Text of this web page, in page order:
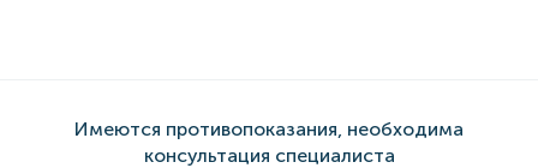
Имеются противопоказания, необходима
консультация специалиста